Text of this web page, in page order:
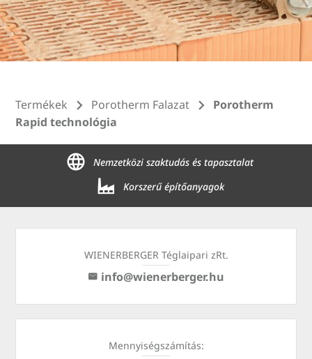
Termékek Porotherm Falazat
Porotherm
Rapid technológia
Nemzetközi szaktudás és tapasztalat
Korszerű építőanyagok
WIENERBERGER Téglaipari zRt.
info@wienerberger.hu
Mennyiségszámítás: